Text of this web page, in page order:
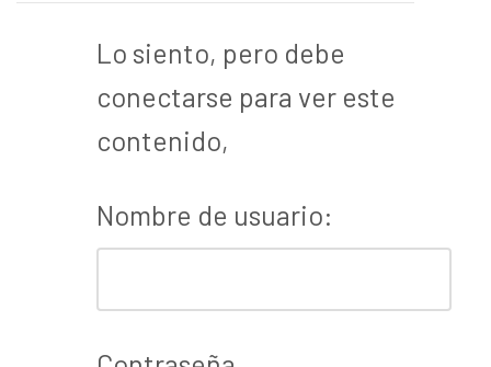
Lo siento, pero debe
conectarse para ver este
contenido,
Nombre de usuario: